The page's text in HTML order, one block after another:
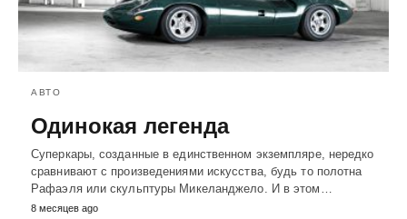
АВТО
Одинокая легенда
Суперкары, созданные в единственном экземпляре, нередко
сравнивают с произведениями искусства, будь то полотна
Рафаэля или скульптуры Микеланджело. И в этом…
8 месяцев ago